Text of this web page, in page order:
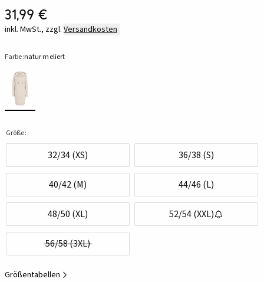
31,99 €
inkl. MwSt., zzgl. Versandkosten
Farbe:natur meliert
Größe:
32/34 (XS) 36/38 (S)
40/42 (M) 44/46 (L)
48/50 (XL) 52/54 (XXL)
56/58 (3XL)
Größentabellen